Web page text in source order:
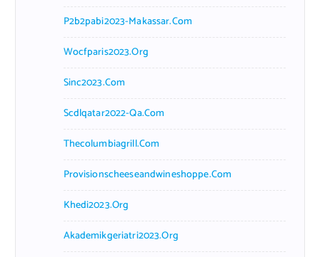
P2b2pabi2023-Makassar.com
Wocfparis2023.org
Sinc2023.com
Scdlqatar2022-Qa.com
Thecolumbiagrill.com
Provisionscheeseandwineshoppe.com
Khedi2023.org
Akademikgeriatri2023.org